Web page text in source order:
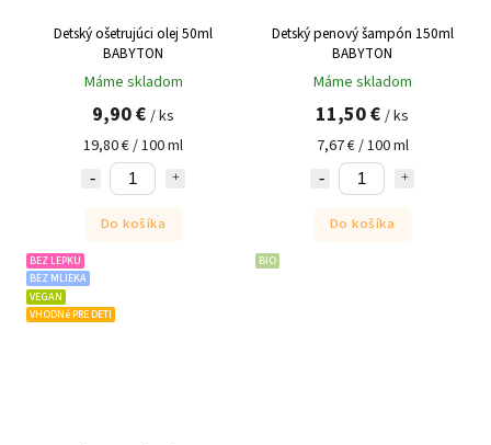
Detský ošetrujúci olej 50ml
BABYTON
Máme skladom
9,90 € / ks
19,80 € / 100 ml
Do košíka
Detský penový šampón 150ml
BABYTON
Máme skladom
11,50 € / ks
7,67 € / 100 ml
Do košíka
BEZ LEPKU
BEZ MLIEKA
VEGAN
VHODNé PRE DETI
BIO